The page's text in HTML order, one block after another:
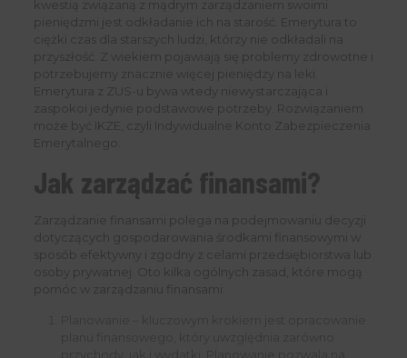
kwestią związaną z mądrym zarządzaniem swoimi
pieniędzmi jest odkładanie ich na starość. Emerytura to
ciężki czas dla starszych ludzi, którzy nie odkładali na
przyszłość. Z wiekiem pojawiają się problemy zdrowotne i
potrzebujemy znacznie więcej pieniędzy na leki.
Emerytura z ZUS-u bywa wtedy niewystarczająca i
zaspokoi jedynie podstawowe potrzeby. Rozwiązaniem
może być IKZE, czyli Indywidualne Konto Zabezpieczenia
Emerytalnego.
Jak zarządzać finansami?
Zarządzanie finansami polega na podejmowaniu decyzji
dotyczących gospodarowania środkami finansowymi w
sposób efektywny i zgodny z celami przedsiębiorstwa lub
osoby prywatnej. Oto kilka ogólnych zasad, które mogą
pomóc w zarządzaniu finansami: